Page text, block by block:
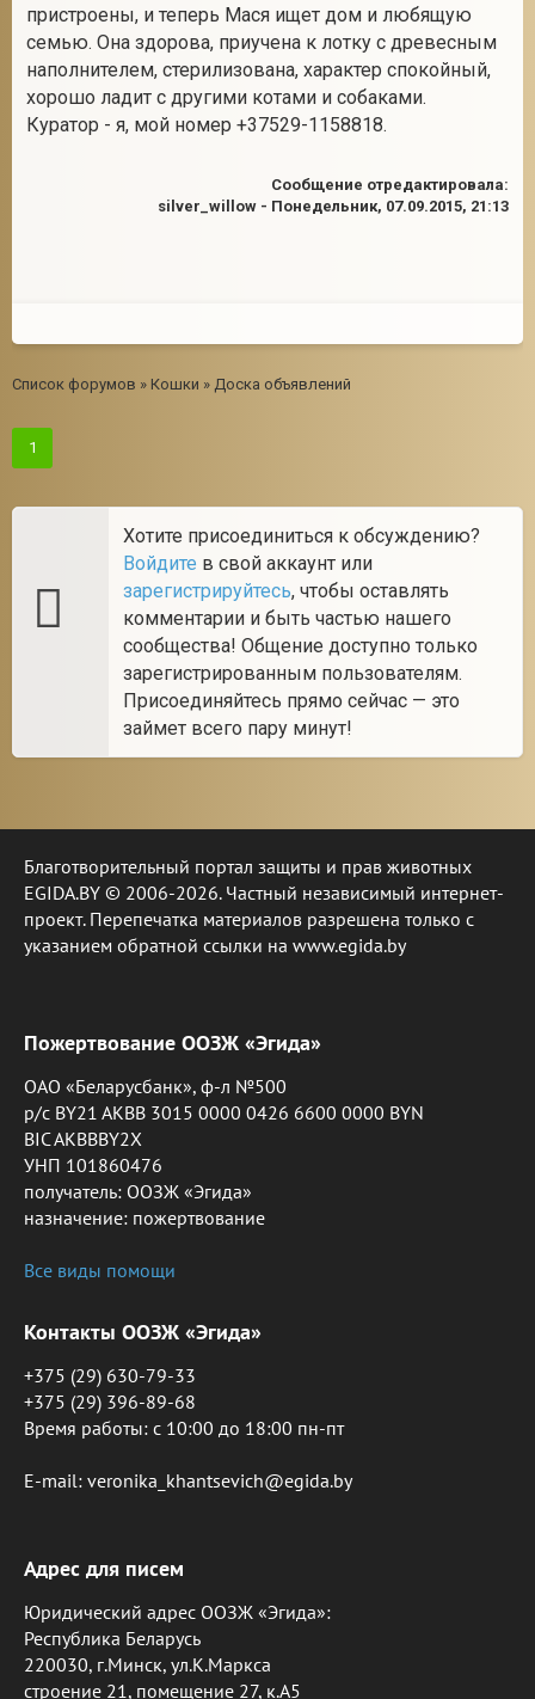
пристроены, и теперь Мася ищет дом и любящую
семью. Она здорова, приучена к лотку с древесным
наполнителем, стерилизована, характер спокойный,
хорошо ладит с другими котами и собаками.
Куратор - я, мой номер +37529-1158818.
Сообщение отредактировала:
silver_willow - Понедельник, 07.09.2015, 21:13
Список форумов » Кошки » Доска объявлений
1
Хотите присоединиться к обсуждению?
Войдите в свой аккаунт или
зарегистрируйтесь, чтобы оставлять
комментарии и быть частью нашего
сообщества! Общение доступно только
зарегистрированным пользователям.
Присоединяйтесь прямо сейчас — это
займет всего пару минут!
Благотворительный портал защиты и прав животных
EGIDA.BY © 2006-2026. Частный независимый интернет-
проект. Перепечатка материалов разрешена только с
указанием обратной ссылки на www.egida.by
Пожертвование ООЗЖ «Эгида»
ОАО «Беларусбанк», ф-л №500
р/с BY21 AKBB 3015 0000 0426 6600 0000 BYN
BIC AKBBBY2X
УНП 101860476
получатель: ООЗЖ «Эгида»
назначение: пожертвование
Все виды помощи
Контакты ООЗЖ «Эгида»
+375 (29) 630-79-33
+375 (29) 396-89-68
Время работы: c 10:00 до 18:00 пн-пт
E-mail: veronika_khantsevich@egida.by
Адрес для писем
Юридический адрес ООЗЖ «Эгида»:
Республика Беларусь
220030, г.Минск, ул.К.Маркса
строение 21, помещение 27, к.А5